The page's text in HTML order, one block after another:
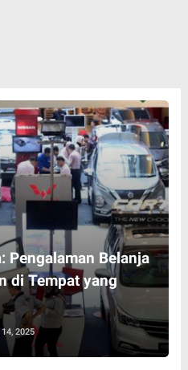
Pengalaman Belanja
di Tempat yang
2025